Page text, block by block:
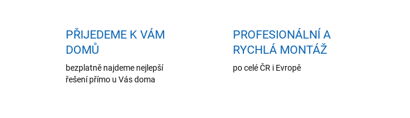
PŘIJEDEME K VÁM
DOMŮ
bezplatně najdeme nejlepší
řešení přímo u Vás doma
PROFESIONÁLNÍ A
RYCHLÁ MONTÁŽ
po celé ČR i Evropě